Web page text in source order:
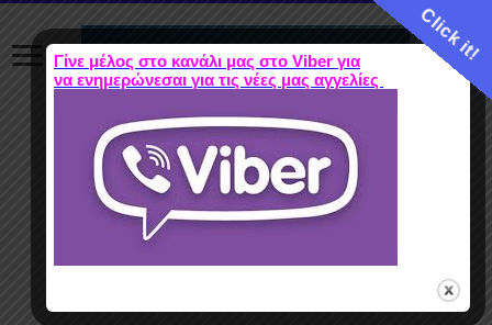
Click it!
Γίνε μέλος στο κανάλι μας στο Viber για
να ενημερώνεσαι για τις νέες μας αγγελίες